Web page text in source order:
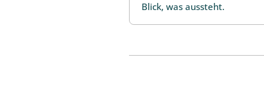
Blick, was aussteht.